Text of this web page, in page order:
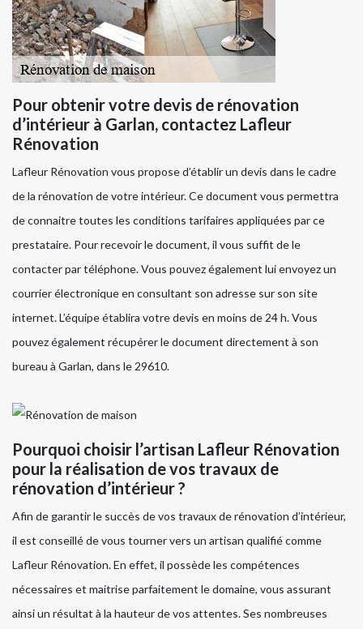
Pour obtenir votre devis de rénovation
d’intérieur à Garlan, contactez Lafleur
Rénovation
Lafleur Rénovation vous propose d’établir un devis dans le cadre
de la rénovation de votre intérieur. Ce document vous permettra
de connaitre toutes les conditions tarifaires appliquées par ce
prestataire. Pour recevoir le document, il vous suffit de le
contacter par téléphone. Vous pouvez également lui envoyez un
courrier électronique en consultant son adresse sur son site
internet. L’équipe établira votre devis en moins de 24 h. Vous
pouvez également récupérer le document directement à son
bureau à Garlan, dans le 29610.
Pourquoi choisir l’artisan Lafleur Rénovation
pour la réalisation de vos travaux de
rénovation d’intérieur ?
Afin de garantir le succès de vos travaux de rénovation d’intérieur,
il est conseillé de vous tourner vers un artisan qualifié comme
Lafleur Rénovation. En effet, il possède les compétences
nécessaires et maitrise parfaitement le domaine, vous assurant
ainsi un résultat à la hauteur de vos attentes. Ses nombreuses